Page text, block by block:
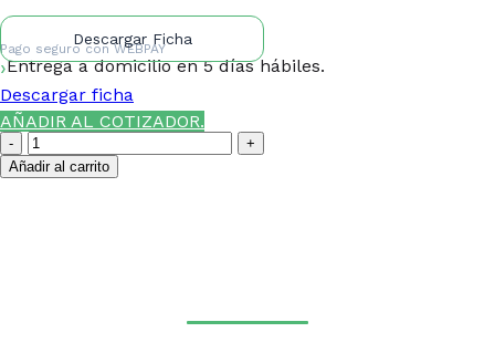
Descargar Ficha
Pago seguro conWEBPAY
Entrega a domicilio en 5 días hábiles.
Descargar ficha
AÑADIR AL COTIZADOR.
Batidora
5
Lts.
Añadir al carrito